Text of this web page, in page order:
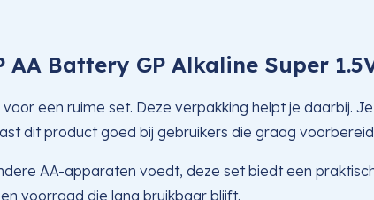
Battery GP Alkaline Super
een ruime set. Deze verpakking helpt je daarbij.
dit product goed bij gebruikers die graag voorbereid
AA-apparaten voedt, deze set biedt een
voorraad die lang bruikbaar blijft.